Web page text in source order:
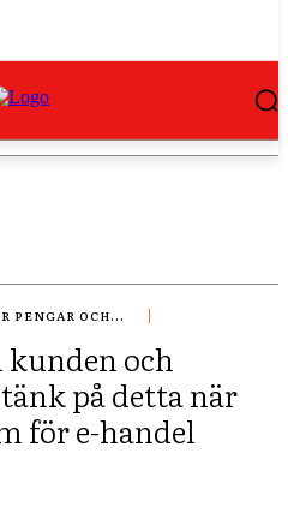
PENGAR OCH...
kunden och
på detta när
för e-handel